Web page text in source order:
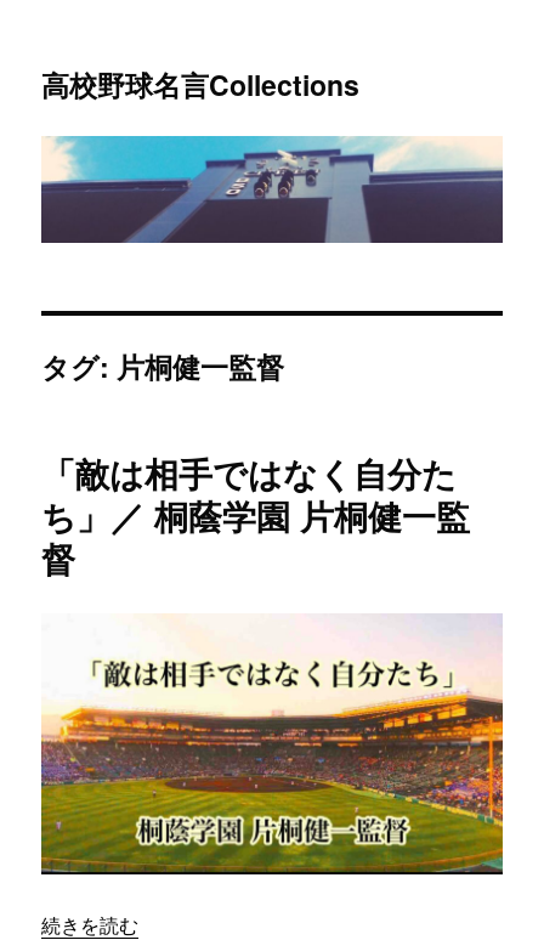
高校野球名言Collections
タグ: 片桐健一監督
「敵は相手ではなく自分た
ち」／ 桐蔭学園 片桐健一監
督
“「敵は相手ではなく自分たち」／ 桐蔭学園 片桐健一監
続きを読む